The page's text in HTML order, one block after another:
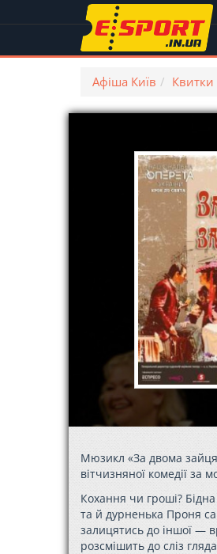
Афіша Київ Квитки
Мюзикл «За двома
вітчизняної комедії за
Кохання чи гроші?
та й дурненька Проня
залицятись до іншої —
розсмішить до сліз